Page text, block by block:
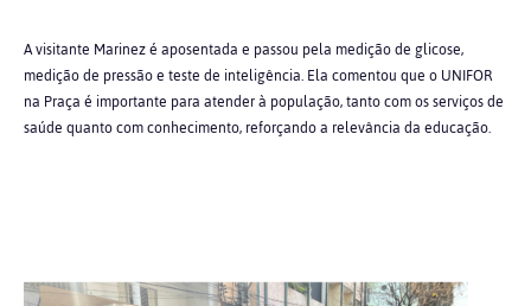
A visitante Marinez é aposentada e passou pela medição de glicose,
medição de pressão e teste de inteligência. Ela comentou que o UNIFOR
na Praça é importante para atender à população, tanto com os serviços de
saúde quanto com conhecimento, reforçando a relevância da educação.